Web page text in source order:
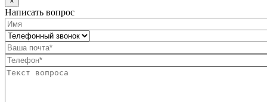
Написать вопрос